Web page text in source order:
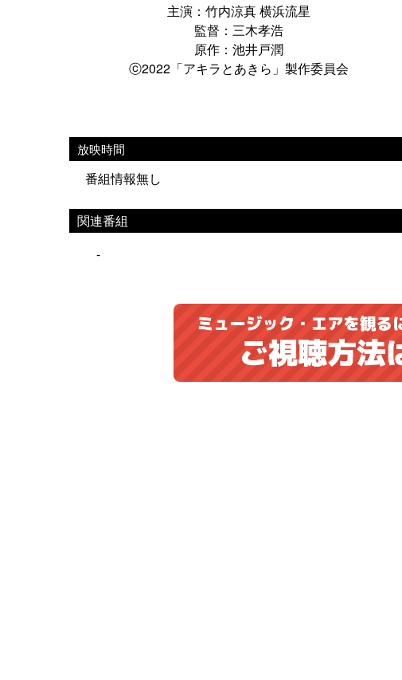
主演：竹内涼真 横浜流星
監督：三木孝浩
原作：池井戸潤
ⓒ2022「アキラとあきら」製作委員会
放映時間
番組情報無し
関連番組
-